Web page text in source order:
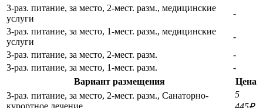
3-раз. питание, за место, 2-мест. разм., медицинские
услуги
-
3-раз. питание, за место, 1-мест. разм., медицинские
услуги
-
3-раз. питание, за место, 2-мест. разм.
-
3-раз. питание, за место, 1-мест. разм.
-
Вариант размещения
Цена
3-раз. питание, за место, 2-мест. разм., Санаторно-
курортное лечение
5